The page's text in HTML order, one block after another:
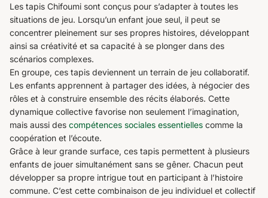
Les tapis Chifoumi sont conçus pour s’adapter à toutes les
situations de jeu. Lorsqu’un enfant joue seul, il peut se
concentrer pleinement sur ses propres histoires, développant
ainsi sa créativité et sa capacité à se plonger dans des
scénarios complexes.
En groupe, ces tapis deviennent un terrain de jeu collaboratif.
Les enfants apprennent à partager des idées, à négocier des
rôles et à construire ensemble des récits élaborés. Cette
dynamique collective favorise non seulement l’imagination,
mais aussi des compétences sociales essentielles comme la
coopération et l’écoute.
Grâce à leur grande surface, ces tapis permettent à plusieurs
enfants de jouer simultanément sans se gêner. Chacun peut
développer sa propre intrigue tout en participant à l’histoire
commune. C’est cette combinaison de jeu individuel et collectif